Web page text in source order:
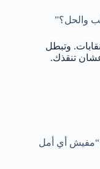
والحل؟”
وتبطل
تنقذك.
“مفيش أي أمل